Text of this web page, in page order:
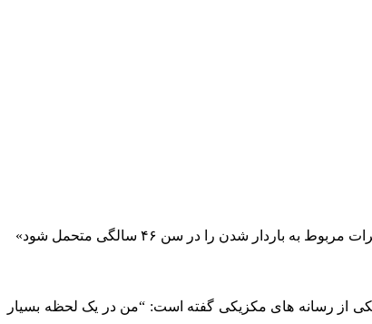
شدن را در سن ۴۶ سالگی متحمل شود»
از رسانه های مکزیکی گفته است: “من در یک لحظه بسیار